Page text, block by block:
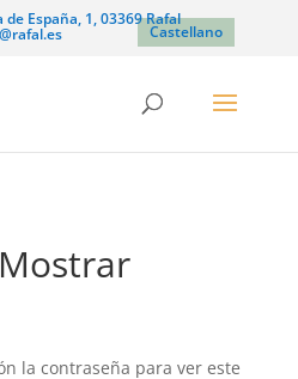
de España, 1, 03369 Rafal
Castellano
la contraseña para ver este